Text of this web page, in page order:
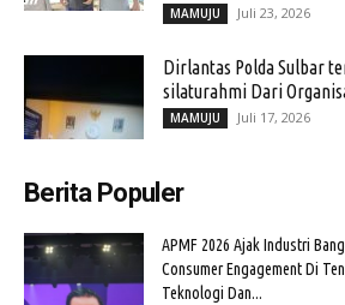
MAMUJU Juli 23, 2026
Dirlantas Polda Sulbar
silaturahmi Dari
MAMUJU Juli 17, 2026
Berita Populer
APMF 2026 Ajak Industri
Consumer Engagement Di
Teknologi Dan...